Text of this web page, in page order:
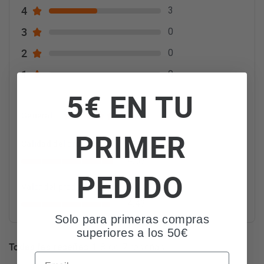
4 3
3 0
2 0
1 0
4,60
Calidad del producto
4,57
Valor del producto
Todas las reseñas
5€ EN TU
PRIMER
PEDIDO
Solo para primeras compras
superiores a los 50€
Email